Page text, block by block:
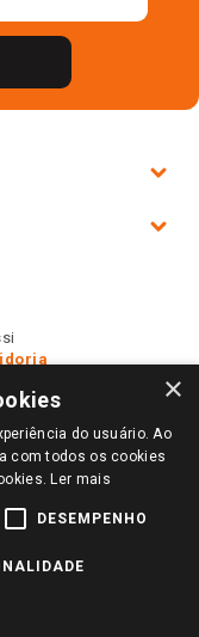
×
do usuário. Ao
com todos os cookies
Ler mais
DESEMPENHO